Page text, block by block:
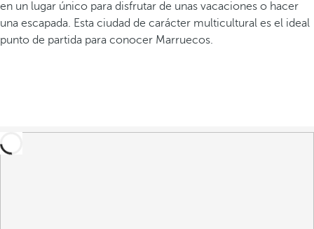
en un lugar único para disfrutar de unas vacaciones o hacer
una escapada. Esta ciudad de carácter multicultural es el ideal
punto de partida para conocer Marruecos.